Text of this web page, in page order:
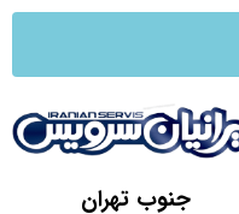
جنوب تهران